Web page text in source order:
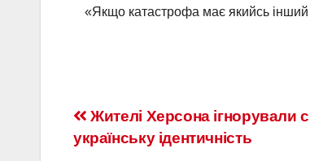
«Якщо катастрофа має якийсь
Жителі Херсона ігнорували
українську ідентичність